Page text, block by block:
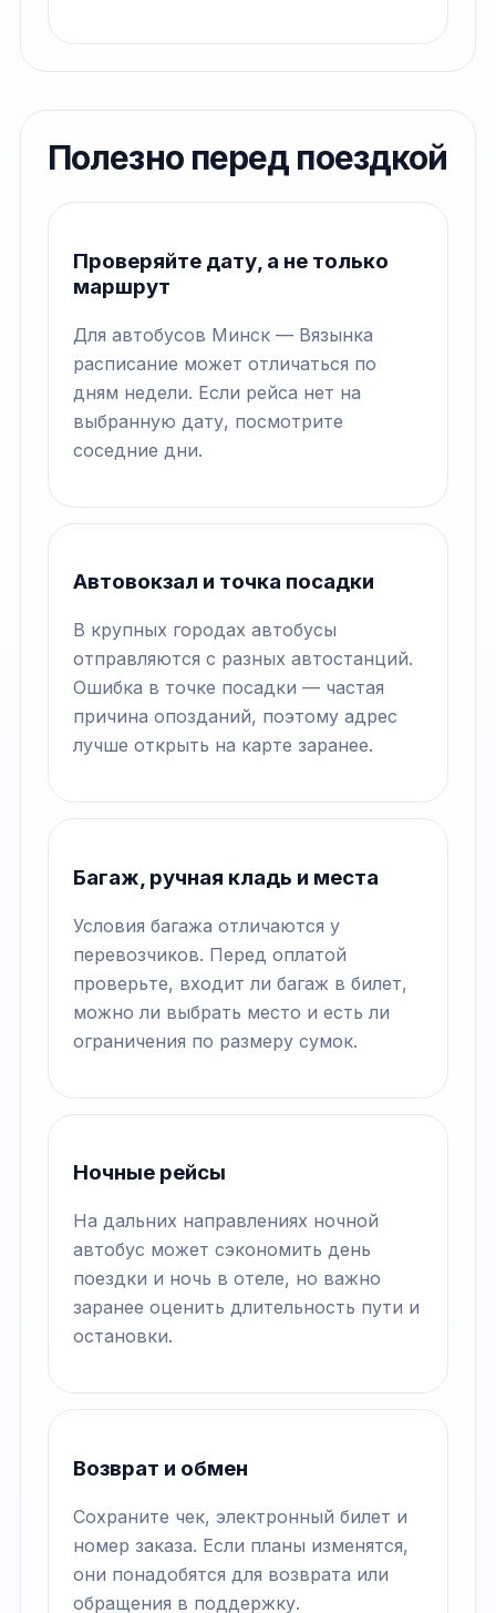
Полезно перед поездкой
Проверяйте дату, а не только
маршрут
Для автобусов Минск — Вязынка
расписание может отличаться по
дням недели. Если рейса нет на
выбранную дату, посмотрите
соседние дни.
Автовокзал и точка посадки
В крупных городах автобусы
отправляются с разных автостанций.
Ошибка в точке посадки — частая
причина опозданий, поэтому адрес
лучше открыть на карте заранее.
Багаж, ручная кладь и места
Условия багажа отличаются у
перевозчиков. Перед оплатой
проверьте, входит ли багаж в билет,
можно ли выбрать место и есть ли
ограничения по размеру сумок.
Ночные рейсы
На дальних направлениях ночной
автобус может сэкономить день
поездки и ночь в отеле, но важно
заранее оценить длительность пути и
остановки.
Возврат и обмен
Сохраните чек, электронный билет и
номер заказа. Если планы изменятся,
они понадобятся для возврата или
обращения в поддержку.